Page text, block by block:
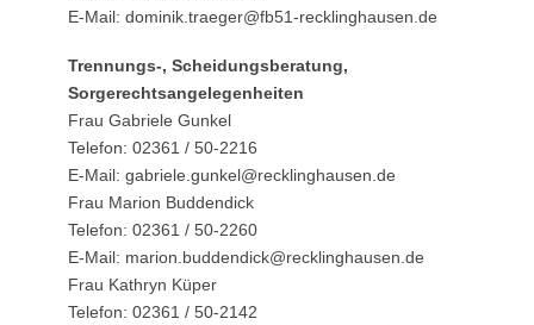
E-Mail: dominik.traeger@fb51-recklinghausen.de
Trennungs-, Scheidungsberatung,
Sorgerechtsangelegenheiten
Frau Gabriele Gunkel
Telefon: 02361 / 50-2216
E-Mail: gabriele.gunkel@recklinghausen.de
Frau Marion Buddendick
Telefon: 02361 / 50-2260
E-Mail: marion.buddendick@recklinghausen.de
Frau Kathryn Küper
Telefon: 02361 / 50-2142